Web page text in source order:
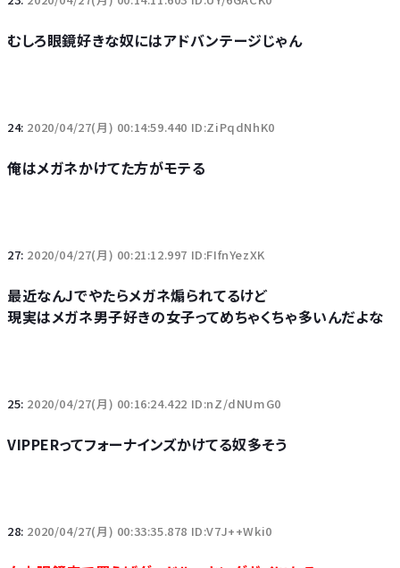
むしろ眼鏡好きな奴にはアドバンテージじゃん
24: 2020/04/27(月) 00:14:59.440 ID:ZiPqdNhK0
俺はメガネかけてた方がモテる
27: 2020/04/27(月) 00:21:12.997 ID:FIfnYezXK
最近なんJでやたらメガネ煽られてるけど
現実はメガネ男子好きの女子ってめちゃくちゃ多いんだよな
25: 2020/04/27(月) 00:16:24.422 ID:nZ/dNUmG0
VIPPERってフォーナインズかけてる奴多そう
28: 2020/04/27(月) 00:33:35.878 ID:V7J++Wki0